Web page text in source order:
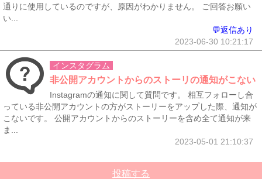
通りに使用しているのですが、原因がわかりません。 ご回答お願い
い...
💬返信あり
2023-06-30 10:21:17
インスタグラム
非公開アカウントからのストーリの通知がこない
Instagramの通知に関して質問です。 相互フォローし合
っている非公開アカウントの方がストーリーをアップした際、通知が
こないです。 公開アカウントからのストーリーを含め全て通知が来
ま...
2023-05-01 21:10:37
投稿する